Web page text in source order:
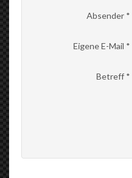
Absender *
Eigene E-Mail *
Betreff *